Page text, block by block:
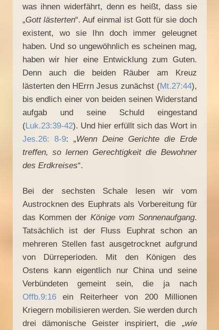
was ihnen widerfährt, denn es heißt, dass sie
„Gott lästerten“. Auf einmal ist Gott für sie doch
existent, wo sie Ihn doch immer geleugnet
haben. Und so ungewöhnlich es scheinen mag,
haben wir hier eine Entwicklung zum Guten.
Denn auch die beiden Räuber am Kreuz
lästerten den HErrn Jesus zunächst (Mt.27:44),
bis endlich einer von beiden seinen Widerstand
aufgab und seine Schuld eingestand
(Luk.23:39-42). Und hier erfüllt sich das Wort in
Jes.26: 8-9: „Wenn Deine Gerichte die Erde
treffen, so lernen Gerechtigkeit die Bewohner
des Erdkreises“.
Bei der sechsten Schale lesen wir vom
Austrocknen des Euphrats als Vorbereitung für
das Kommen der Könige vom Sonnenaufgang.
Tatsächlich ist der Fluss Euphrat schon an
mehreren Stellen fast ausgetrocknet aufgrund
von Dürreperioden. Mit den Königen des
Ostens kann eigentlich nur China und seine
Verbündeten gemeint sein, die ja nach
Offb.9:16ein Reiterheer von 200 Millionen
Kriegern mobilisieren werden. Sie werden durch
drei dämonische Geister inspiriert, die „wie